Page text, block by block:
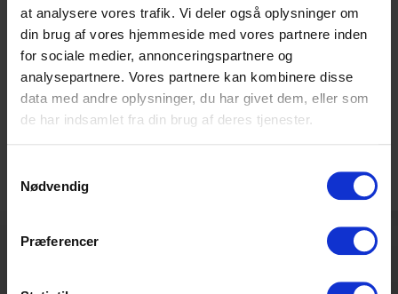
at analysere vores trafik. Vi deler også oplysninger om
din brug af vores hjemmeside med vores partnere inden
for sociale medier, annonceringspartnere og
analysepartnere. Vores partnere kan kombinere disse
data med andre oplysninger, du har givet dem, eller som
de har indsamlet fra din brug af deres tjenester.
Nødvendig
Præferencer